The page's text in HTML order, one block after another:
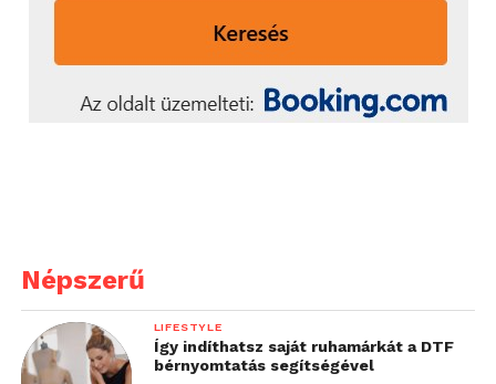
Népszerű
LIFESTYLE
Így indíthatsz saját ruhamárkát a DTF
bérnyomtatás segítségével